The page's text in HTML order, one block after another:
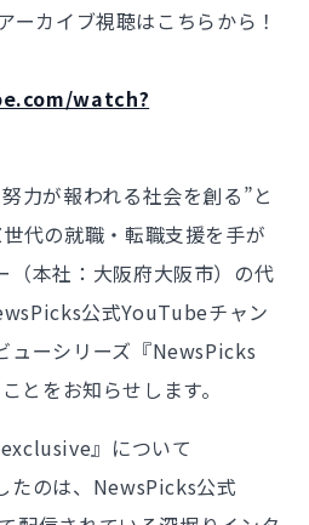
カイブ視聴はこちらから！
watch?
力が報われる社会を創る”と
代の就職・転職支援を手が
（本社：大阪府大阪市）の代
公式YouTubeチャン
ューシリーズ『NewsPicks
とをお知らせします。
』について
たのは、NewsPicks公式